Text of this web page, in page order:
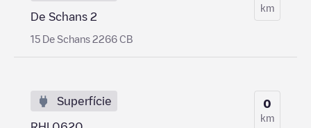
De Schans 2
15 De Schans 2266 CB
km
Superfície 0
km